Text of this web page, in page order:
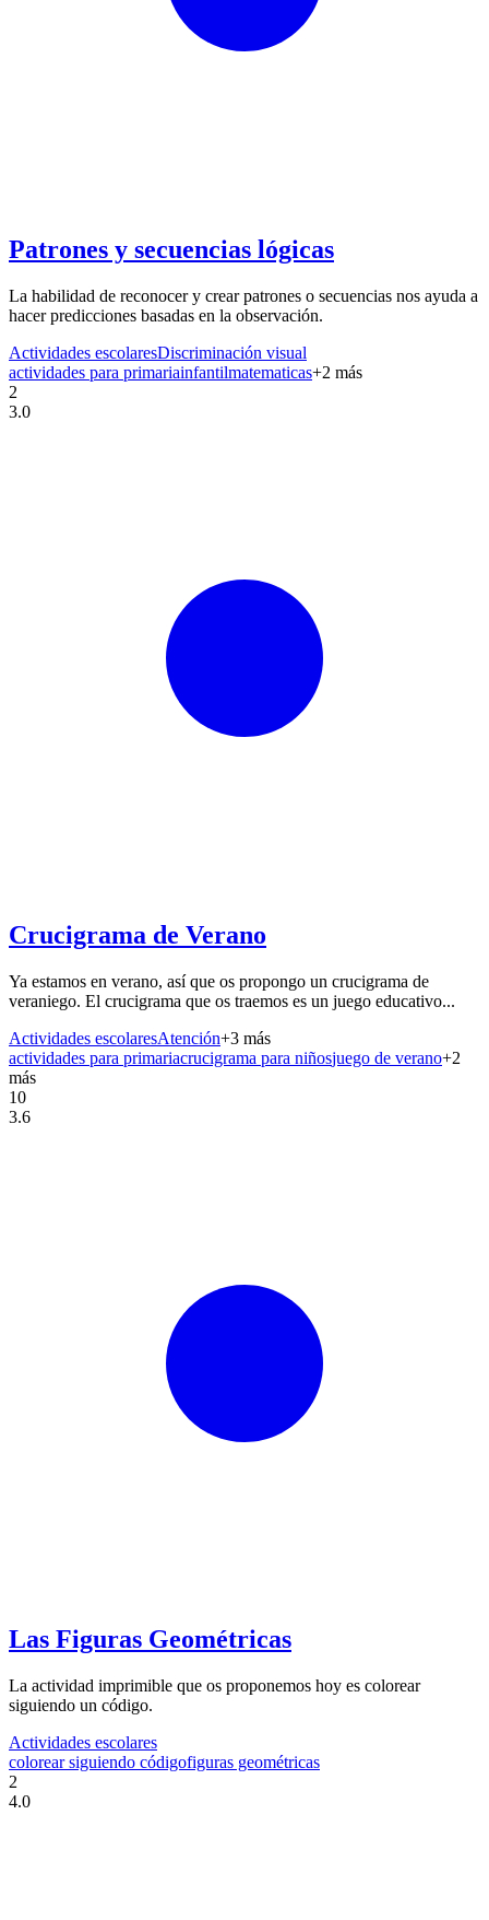
Patrones y secuencias lógicas
La habilidad de reconocer y crear patrones o secuencias nos ayuda a
hacer predicciones basadas en la observación.
Actividades escolaresDiscriminación visual
actividades para primariainfantilmatematicas+2 más
2
3.0
Crucigrama de Verano
Ya estamos en verano, así que os propongo un crucigrama de
veraniego. El crucigrama que os traemos es un juego educativo...
Actividades escolaresAtención+3 más
actividades para primariacrucigrama para niñosjuego de verano+2
más
10
3.6
Las Figuras Geométricas
La actividad imprimible que os proponemos hoy es colorear
siguiendo un código.
Actividades escolares
colorear siguiendo códigofiguras geométricas
2
4.0